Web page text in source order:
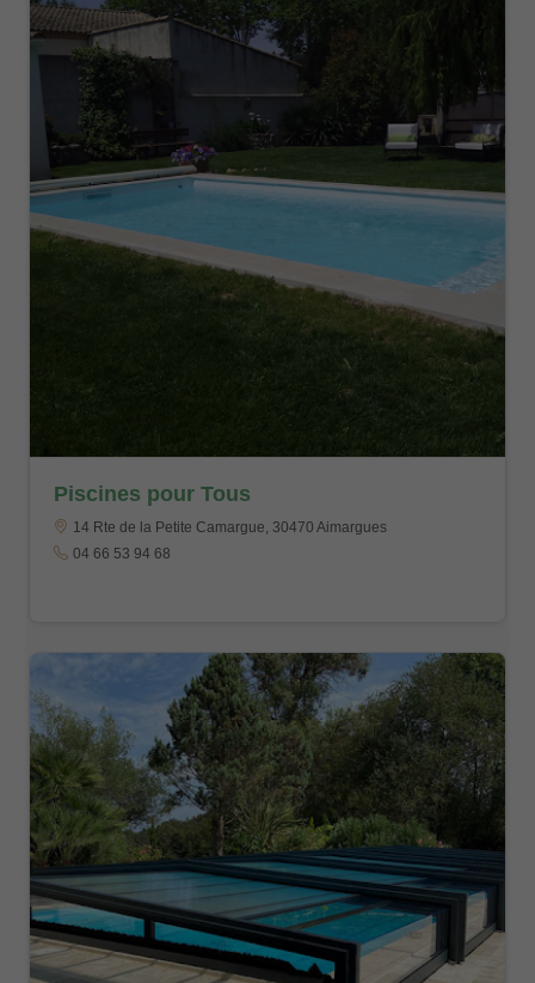
Piscines pour Tous
14 Rte de la Petite Camargue, 30470 Aimargues
04 66 53 94 68